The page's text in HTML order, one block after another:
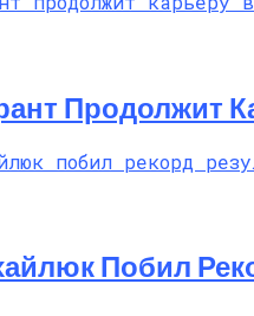
Продолжит
Побил